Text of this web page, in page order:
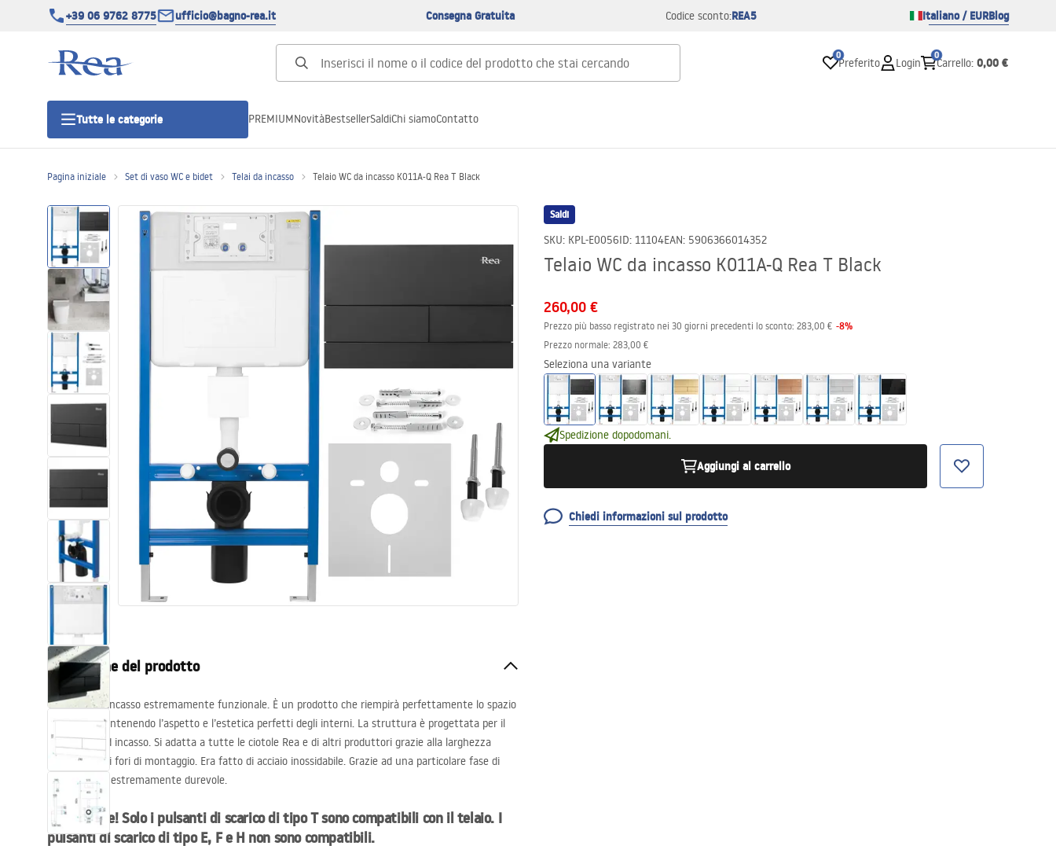
+39 06 9762 8775 ufficio@bagno-rea.it Consegna Gratuita Codice sconto:REA5 Italiano / EURBlog
0
Preferito Login
0
Carrello: 0,00 €
Tutte le categorie
Porte doccia
Piatti doccia da bagno
Canaline di scarico
Set di vaso WC e bidet
Vasche da bagno e schermi vasca
Rubinetti da bagno
Set doccia
Cucina
PREMIUMNovitàBestsellerSaldiChi siamoContatto
Pagina iniziale Set di vaso WC e bidet Telai da incasso Telaio WC da incasso K011A-Q Rea T Black
Saldi
SKU: KPL-E0056ID: 11104EAN: 5906366014352
Telaio WC da incasso K011A-Q Rea T Black
260,00 €
Prezzo più basso registrato nei 30 giorni precedenti lo sconto: 283,00 € -8%
Prezzo normale: 283,00 €
Seleziona una variante
Spedizione dopodomani.
Aggiungi al carrello
Chiedi informazioni sul prodotto
Descrizione del prodotto
Telaio wc da incasso estremamente funzionale. È un prodotto che riempirà perfettamente lo spazio
del bagno mantenendo l’aspetto e l’estetica perfetti degli interni. La struttura è progettata per il
montaggio ad incasso. Si adatta a tutte le ciotole Rea e di altri produttori grazie alla larghezza
universale dei fori di montaggio. Era fatto di acciaio inossidabile. Grazie ad una particolare fase di
produzione è estremamente durevole.
Importante! Solo i pulsanti di scarico di tipo T sono compatibili con il telaio. I
pulsanti di scarico di tipo E, F e H non sono compatibili.